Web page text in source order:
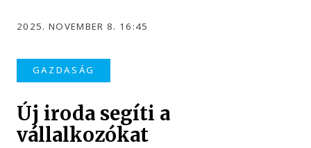
2025. NOVEMBER 8. 16:45
GAZDASÁG
Új iroda segíti a
vállalkozókat